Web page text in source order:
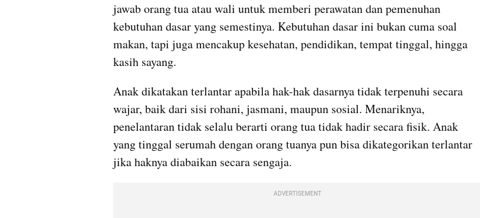
jawab orang tua atau wali untuk memberi perawatan dan pemenuhan
kebutuhan dasar yang semestinya. Kebutuhan dasar ini bukan cuma soal
makan, tapi juga mencakup kesehatan, pendidikan, tempat tinggal, hingga
kasih sayang.
Anak dikatakan terlantar apabila hak-hak dasarnya tidak terpenuhi secara
wajar, baik dari sisi rohani, jasmani, maupun sosial. Menariknya,
penelantaran tidak selalu berarti orang tua tidak hadir secara fisik. Anak
yang tinggal serumah dengan orang tuanya pun bisa dikategorikan terlantar
jika haknya diabaikan secara sengaja.
ADVERTISEMENT